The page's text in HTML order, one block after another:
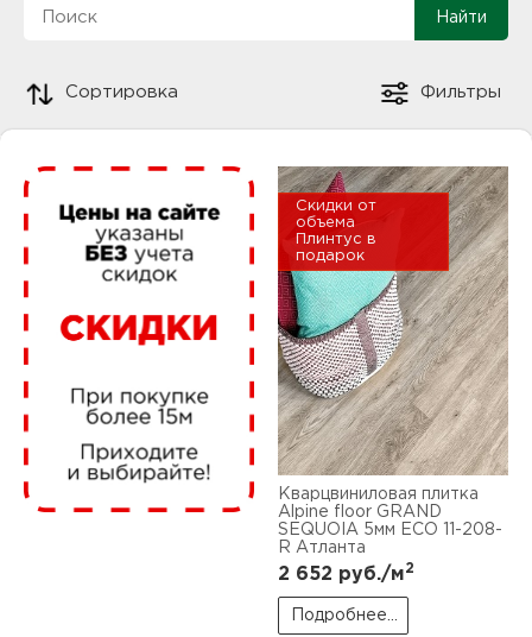
с
Сортировка Фильтры
Скидки от
объема
Плинтус в
подарок
Кварцвиниловая плитка
Alpine floor GRAND
SEQUOIA 5мм ЕСО 11-208-
R Атланта
2 652 руб./м2
Подробнее...